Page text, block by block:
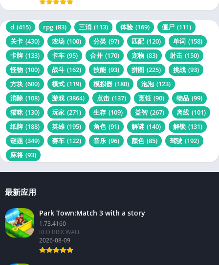
d (415) rpg (83) 三消 (113) 体验 (169) 僵尸 (111)
关卡 (430) 农场 (100) 分类 (97) 匹配 (120) 单词 (158)
卡牌 (133) 卡车 (95) 合并 (170) 宠物 (83) 射击 (150)
怪物 (100) 战斗 (162) 技能 (93) 拼图 (225) 挑战 (93)
方块 (600) 模式 (119) 模拟器 (180) 泡泡 (123)
消除 (108) 游戏 (3864) 点击 (137) 烹饪 (90) 物品 (99)
猫咪 (130) 玩家 (271) 生存 (109) 益智 (267) 离线 (101)
纸牌 (188) 英雄 (195) 角色 (91) 解谜 (140) 解锁 (131)
谜题 (349) 赛车 (122) 音乐 (96) 颜色 (85) 驾驶 (192)
麻将 (93)
最新应用
Park Town:Match 3 with a story
1.73.4160
RED BRIX WALL
2026-08-09